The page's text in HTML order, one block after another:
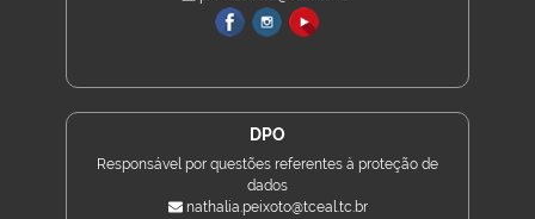
DPO
Responsável por questões referentes à proteção de
dados
nathalia.peixoto@tceal.tc.br